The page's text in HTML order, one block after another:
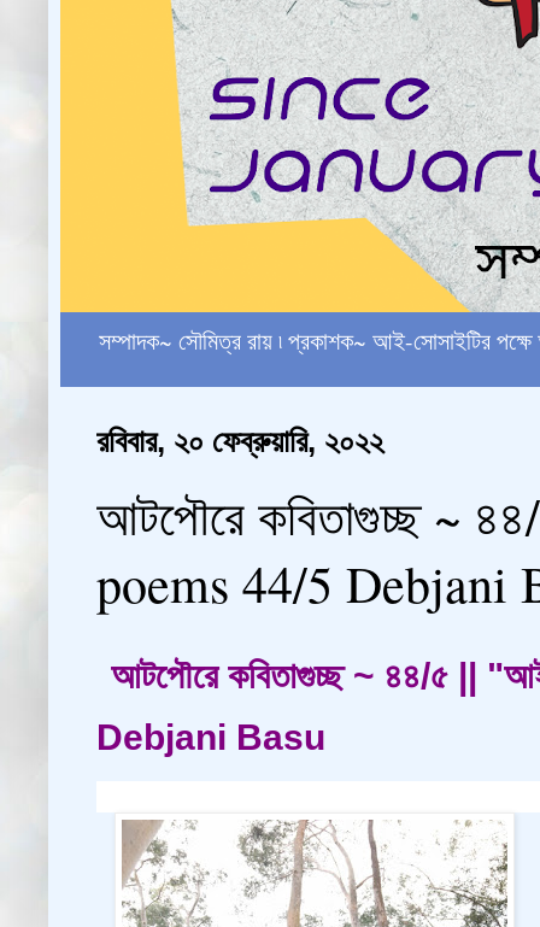
সম্পাদক~ সৌমিত্র রায় ৷ প্রকাশক~ আই-সোসাইটির
রবিবার, ২০ ফেব্রুয়ারি, ২০২২
আটপৌরে কবিতাগুচ্ছ ~
poems 44/5 Debjani
আটপৌরে কবিতাগুচ্ছ ~ ৪৪/৫ ||
Debjani Basu